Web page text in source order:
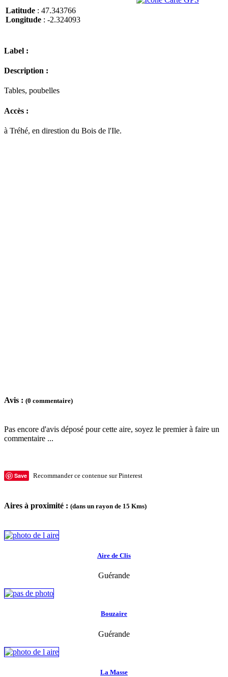
Latitude : 47.343766
Longitude : -2.324093
Label :
Description :
Tables, poubelles
Accès :
à Tréhé, en direstion du Bois de l'Ile.
Avis : (0 commentaire)
Pas encore d'avis déposé pour cette aire, soyez le premier à faire un
commentaire ...
Save Recommander ce contenue sur Pinterest
Aires à proximité : (dans un rayon de 15 Kms)
Aire de Clis
Guérande
Bouzaire
Guérande
La Masse